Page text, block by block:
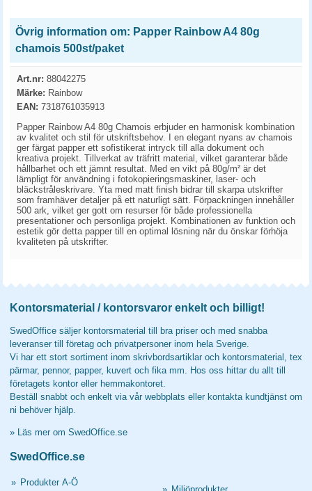
Övrig information om: Papper Rainbow A4 80g
chamois 500st/paket
Art.nr: 88042275
Märke: Rainbow
EAN: 7318761035913
Papper Rainbow A4 80g Chamois erbjuder en harmonisk kombination
av kvalitet och stil för utskriftsbehov. I en elegant nyans av chamois
ger färgat papper ett sofistikerat intryck till alla dokument och
kreativa projekt. Tillverkat av träfritt material, vilket garanterar både
hållbarhet och ett jämnt resultat. Med en vikt på 80g/m² är det
lämpligt för användning i fotokopieringsmaskiner, laser- och
bläckstråleskrivare. Yta med matt finish bidrar till skarpa utskrifter
som framhäver detaljer på ett naturligt sätt. Förpackningen innehåller
500 ark, vilket ger gott om resurser för både professionella
presentationer och personliga projekt. Kombinationen av funktion och
estetik gör detta papper till en optimal lösning när du önskar förhöja
kvaliteten på utskrifter.
Kontorsmaterial / kontorsvaror enkelt och billigt!
SwedOffice säljer kontorsmaterial till bra priser och med snabba
leveranser till företag och privatpersoner inom hela Sverige.
Vi har ett stort sortiment inom skrivbordsartiklar och kontorsmaterial, tex
pärmar, pennor, papper, kuvert och fika mm. Hos oss hittar du allt till
företagets kontor eller hemmakontoret.
Beställ snabbt och enkelt via vår webbplats eller kontakta kundtjänst om
ni behöver hjälp.
» Läs mer om SwedOffice.se
SwedOffice.se
» Produkter A-Ö